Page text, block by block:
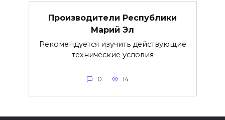
Производители Республики
Марий Эл
Рекомендуется изучить действующие
технические условия
0 14